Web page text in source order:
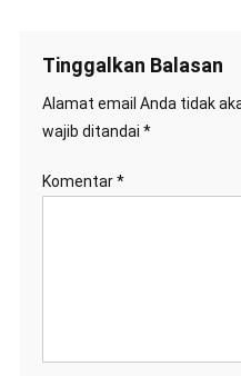
Tinggalkan Balasan
Alamat email Anda tidak
wajib ditandai *
Komentar*